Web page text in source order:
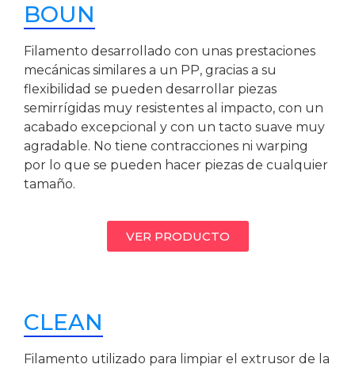
BOUN
Filamento desarrollado con unas prestaciones
mecánicas similares a un PP, gracias a su
flexibilidad se pueden desarrollar piezas
semirrígidas muy resistentes al impacto, con un
acabado excepcional y con un tacto suave muy
agradable. No tiene contracciones ni warping
por lo que se pueden hacer piezas de cualquier
tamaño.
VER PRODUCTO
CLEAN
Filamento utilizado para limpiar el extrusor de la